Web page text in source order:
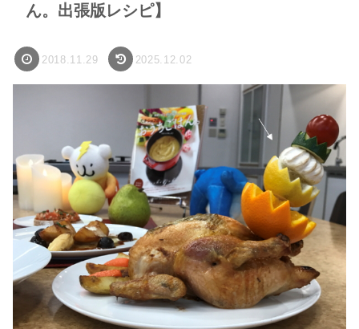
ん。出張版レシピ】
2018.11.29 2025.12.02